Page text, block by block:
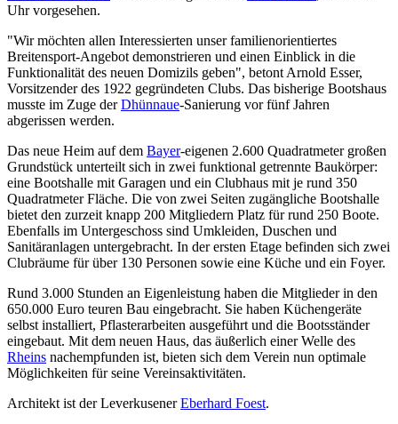
Uhr vorgesehen.
"Wir möchten allen Interessierten unser familienorientiertes
Breitensport-Angebot demonstrieren und einen Einblick in die
Funktionalität des neuen Domizils geben", betont Arnold Esser,
Vorsitzender des 1922 gegründeten Clubs. Das bisherige Bootshaus
musste im Zuge derDhünnaue-Sanierung vor fünf Jahren
abgerissen werden.
Das neue Heim auf dem Bayer-eigenen 2.600 Quadratmeter großen
Grundstück unterteilt sich in zwei funktional getrennte Baukörper:
eine Bootshalle mit Garagen und ein Clubhaus mit je rund 350
Quadratmeter Fläche. Die von zwei Seiten zugängliche Bootshalle
bietet den zurzeit knapp 200 Mitgliedern Platz für rund 250 Boote.
Ebenfalls im Untergeschoss sind Umkleiden, Duschen und
Sanitäranlagen untergebracht. In der ersten Etage befinden sich zwei
Clubräume für über 130 Personen sowie eine Küche und ein Foyer.
Rund 3.000 Stunden an Eigenleistung haben die Mitglieder in den
650.000 Euro teuren Bau eingebracht. Sie haben Küchengeräte
selbst installiert, Pflasterarbeiten ausgeführt und die Bootsständer
eingebaut. Mit dem neuen Haus, das äußerlich einer Welle des
Rheins nachempfunden ist, bieten sich dem Verein nun optimale
Möglichkeiten für seine Vereinsaktivitäten.
Architekt ist der LeverkusenerEberhard Foest.